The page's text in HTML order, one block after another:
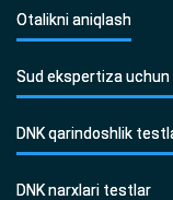
Otalikni aniqlash
Sud ekspertiza
DNK qarindoshlik
DNK narxlari testlar